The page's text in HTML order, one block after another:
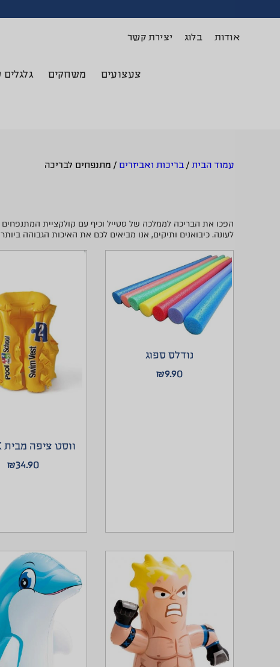
אודות בלוג יצירת קשר
צעצועים משחקים
עמוד הבית /בריכות ואביזרים / מתנפחים לבריכה
הפכו את הבריכה לממלכה של סטייל וכיף עם קולקציית המתנפחים
לעונה. כיבואנים ותיקים, אנו מביאים לכם את האיכות הגבוהה
נודלס ספוג
₪9.90
ווסט ציפה מבית INTEX
₪34.90